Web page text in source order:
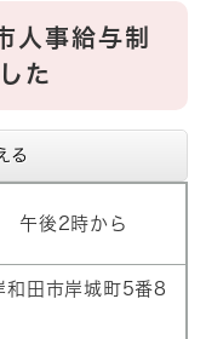
人事給与制
た
る
午後2時から
和田市岸城町5番8